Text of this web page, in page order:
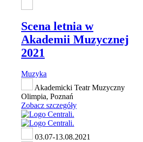
Scena letnia w
Akademii Muzycznej
2021
Muzyka
Akademicki Teatr Muzyczny
Olimpia, Poznań
Zobacz szczegóły
03.07-13.08.2021